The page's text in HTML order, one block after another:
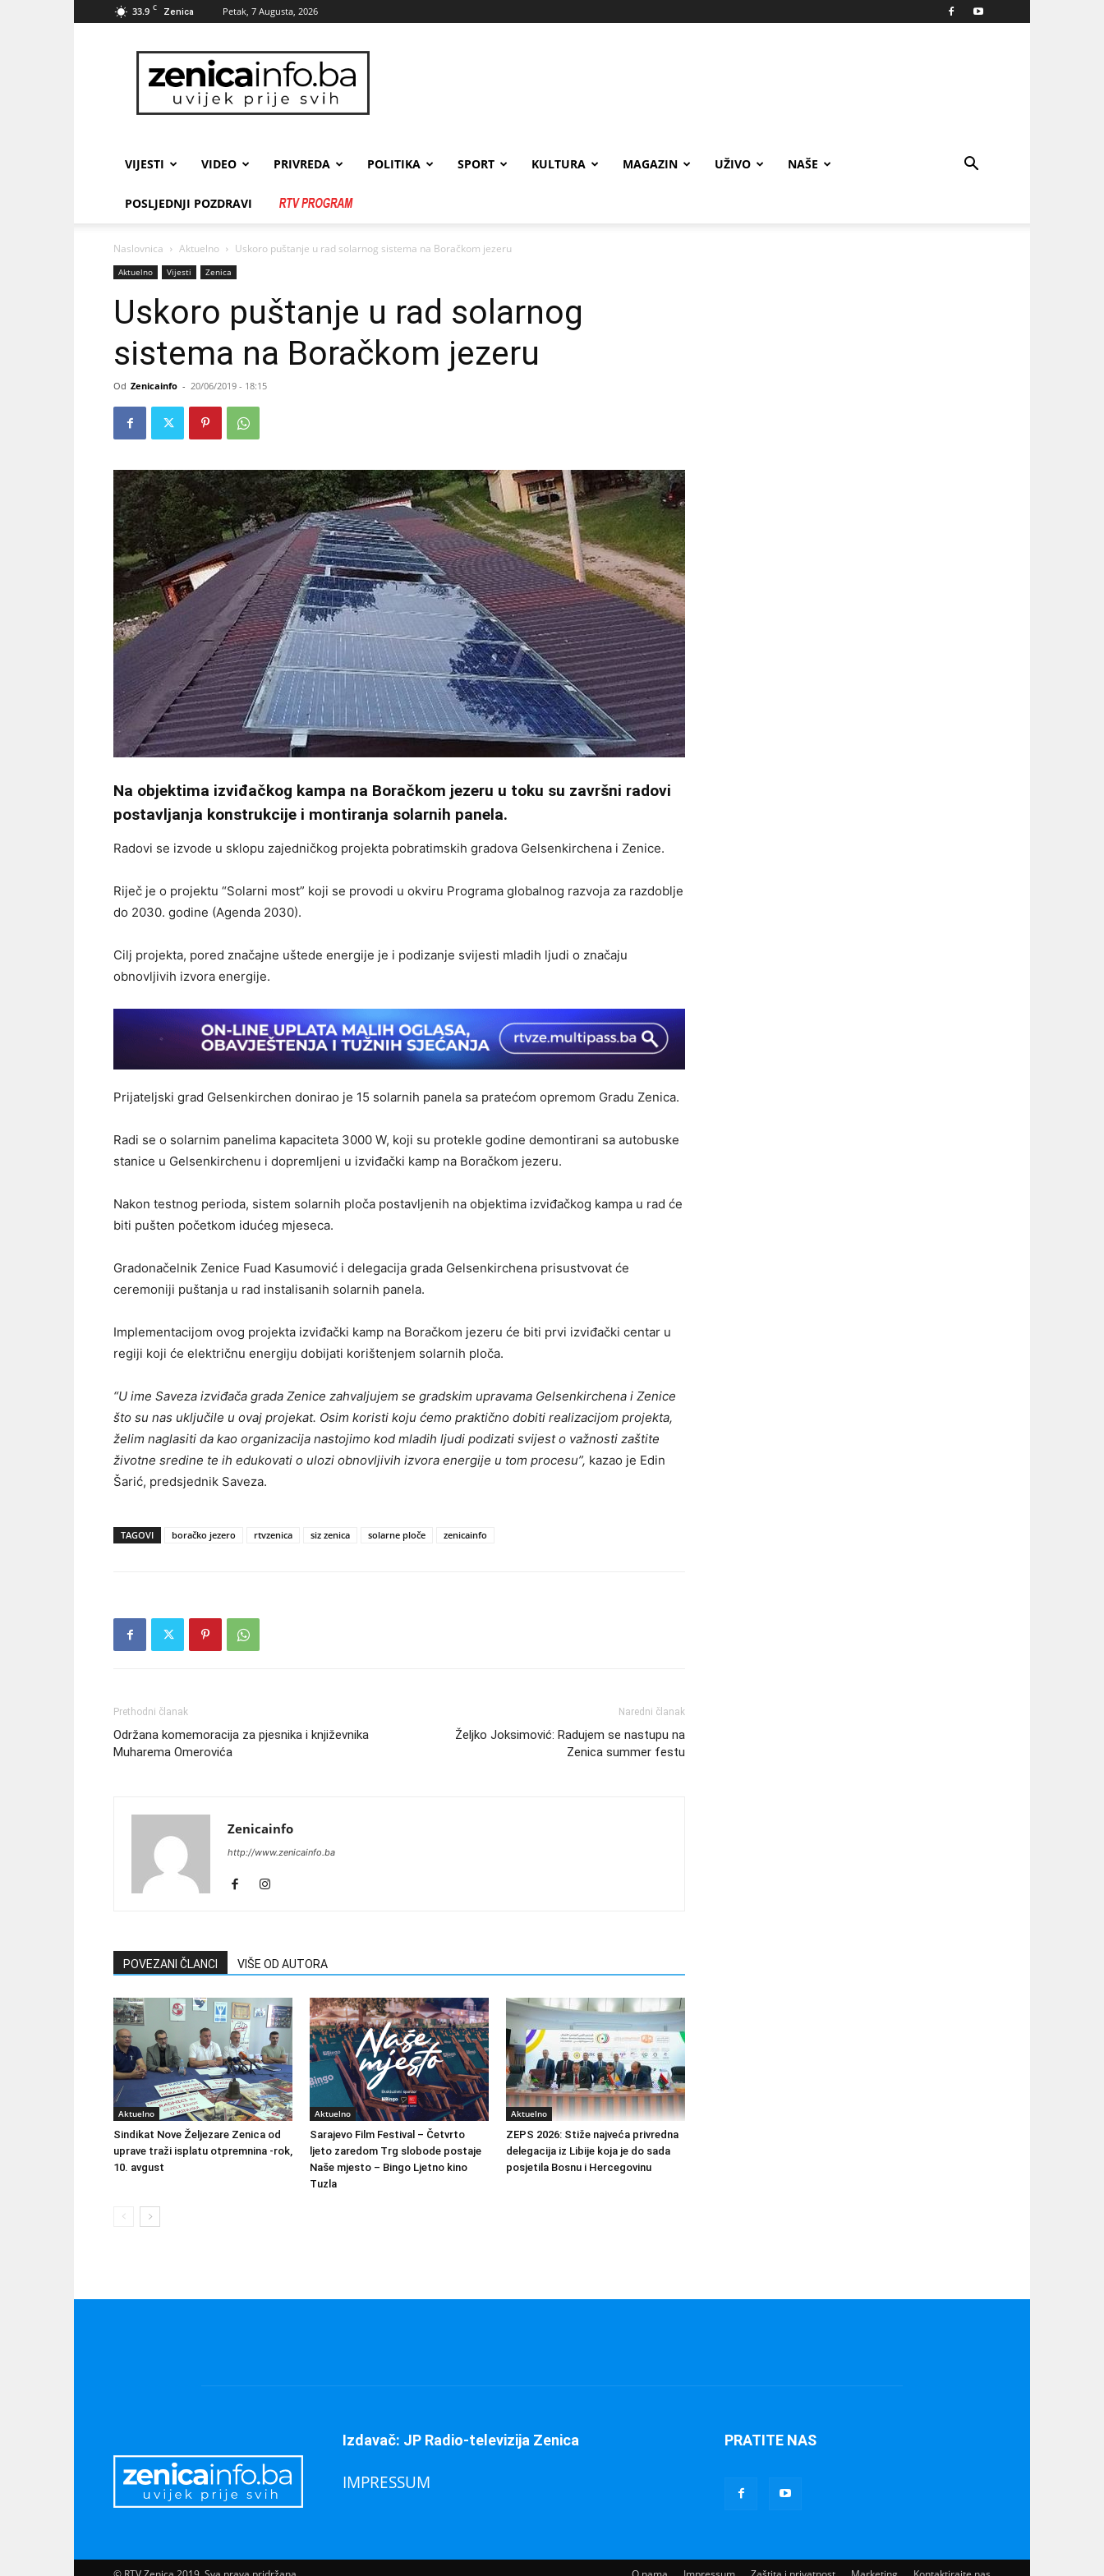
33.9 C Zenica Petak, 7 Augusta, 2026
zenicainfo.ba
VIJESTI VIDEO PRIVREDA POLITIKA SPORT KULTURA MAGAZIN UŽIVO NAŠE
POSLJEDNJI POZDRAVI
Naslovnica Aktuelno Uskoro puštanje u rad solarnog sistema na Boračkom jezeru
Aktuelno Vijesti Zenica
Uskoro puštanje u rad solarnog
sistema na Boračkom jezeru
Od Zenicainfo - 20/06/2019 - 18:15
Na objektima izviđačkog kampa na Boračkom jezeru u toku su završni radovi
postavljanja konstrukcije i montiranja solarnih panela.
Radovi se izvode u sklopu zajedničkog projekta pobratimskih gradova Gelsenkirchena i Zenice.
Riječ je o projektu “Solarni most” koji se provodi u okviru Programa globalnog razvoja za razdoblje
do 2030. godine (Agenda 2030).
Cilj projekta, pored značajne uštede energije je i podizanje svijesti mladih ljudi o značaju
obnovljivih izvora energije.
Prijateljski grad Gelsenkirchen donirao je 15 solarnih panela sa pratećom opremom Gradu Zenica.
Radi se o solarnim panelima kapaciteta 3000 W, koji su protekle godine demontirani sa autobuske
stanice u Gelsenkirchenu i dopremljeni u izviđački kamp na Boračkom jezeru.
Nakon testnog perioda, sistem solarnih ploča postavljenih na objektima izviđačkog kampa u rad će
biti pušten početkom idućeg mjeseca.
Gradonačelnik Zenice Fuad Kasumović i delegacija grada Gelsenkirchena prisustvovat će
ceremoniji puštanja u rad instalisanih solarnih panela.
Implementacijom ovog projekta izviđački kamp na Boračkom jezeru će biti prvi izviđački centar u
regiji koji će električnu energiju dobijati korištenjem solarnih ploča.
“U ime Saveza izviđača grada Zenice zahvaljujem se gradskim upravama Gelsenkirchena i Zenice
što su nas uključile u ovaj projekat. Osim koristi koju ćemo praktično dobiti realizacijom projekta,
želim naglasiti da kao organizacija nastojimo kod mladih ljudi podizati svijest o važnosti zaštite
životne sredine te ih edukovati o ulozi obnovljivih izvora energije u tom procesu”, kazao je Edin
Šarić, predsjednik Saveza.
TAGOVI boračko jezero rtvzenica siz zenica solarne ploče zenicainfo
Prethodni članak
Održana komemoracija za pjesnika i književnika
Muharema Omerovića
Naredni članak
Željko Joksimović: Radujem se nastupu na
Zenica summer festu
Zenicainfo
http://www.zenicainfo.ba
POVEZANI ČLANCI VIŠE OD AUTORA
Aktuelno
Sindikat Nove Željezare Zenica od
uprave traži isplatu otpremnina -rok,
10. avgust
Aktuelno
Sarajevo Film Festival – Četvrto
ljeto zaredom Trg slobode postaje
Naše mjesto – Bingo Ljetno kino
Tuzla
Aktuelno
ZEPS 2026: Stiže najveća privredna
delegacija iz Libije koja je do sada
posjetila Bosnu i Hercegovinu
Izdavač: JP Radio-televizija Zenica
IMPRESSUM
PRATITE NAS